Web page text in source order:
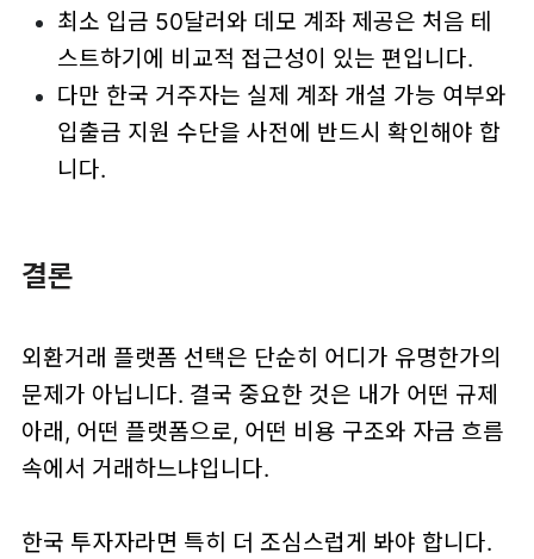
최소 입금 50달러와 데모 계좌 제공은 처음 테
스트하기에 비교적 접근성이 있는 편입니다.
다만 한국 거주자는 실제 계좌 개설 가능 여부와
입출금 지원 수단을 사전에 반드시 확인해야 합
니다.
결론
외환거래 플랫폼 선택은 단순히 어디가 유명한가의
문제가 아닙니다. 결국 중요한 것은 내가 어떤 규제
아래, 어떤 플랫폼으로, 어떤 비용 구조와 자금 흐름
속에서 거래하느냐입니다.
한국 투자자라면 특히 더 조심스럽게 봐야 합니다.